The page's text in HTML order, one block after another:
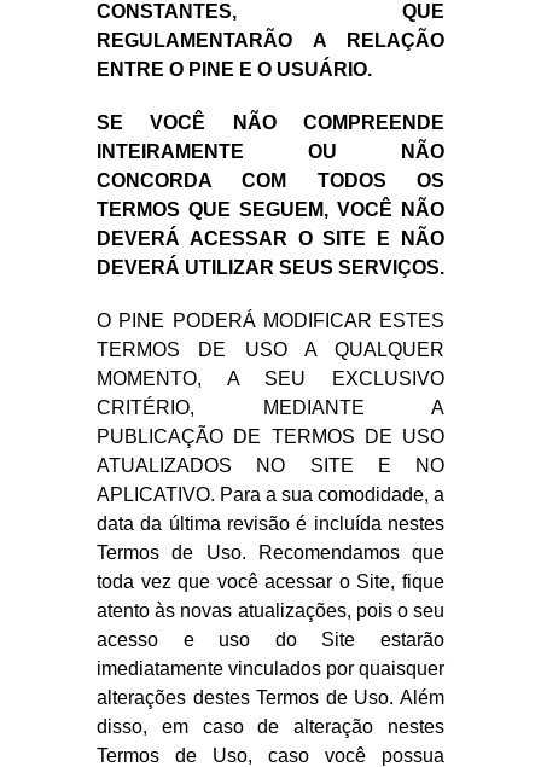
CONSTANTES, QUE
REGULAMENTARÃO A RELAÇÃO
ENTRE O PINE E O USUÁRIO.
SE VOCÊ NÃO COMPREENDE
INTEIRAMENTE OU NÃO
CONCORDA COM TODOS OS
TERMOS QUE SEGUEM, VOCÊ NÃO
DEVERÁ ACESSAR O SITE E NÃO
DEVERÁ UTILIZAR SEUS SERVIÇOS.
O PINE PODERÁ MODIFICAR ESTES
TERMOS DE USO A QUALQUER
MOMENTO, A SEU EXCLUSIVO
CRITÉRIO, MEDIANTE A
PUBLICAÇÃO DE TERMOS DE USO
ATUALIZADOS NO SITE E NO
APLICATIVO. Para a sua comodidade, a
data da última revisão é incluída nestes
Termos de Uso. Recomendamos que
toda vez que você acessar o Site, fique
atento às novas atualizações, pois o seu
acesso e uso do Site estarão
imediatamente vinculados por quaisquer
alterações destes Termos de Uso. Além
disso, em caso de alteração nestes
Termos de Uso, caso você possua